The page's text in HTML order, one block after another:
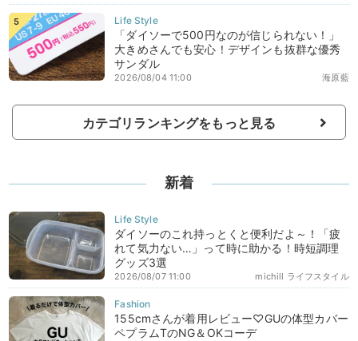
「ダイソーで500円なのが信じられない！」
大きめさんでも安心！デザインも抜群な優秀
サンダル
海原藍
2026/08/04 11:00
カテゴリランキングをもっと見る
新着
ダイソーのこれ持っとくと便利だよ～！「疲
れて気力ない…」って時に助かる！時短調理
グッズ3選
michill ライフスタイル
2026/08/07 11:00
155cmさんが着用レビュー♡GUの体型カバー
ペプラムTのNG＆OKコーデ